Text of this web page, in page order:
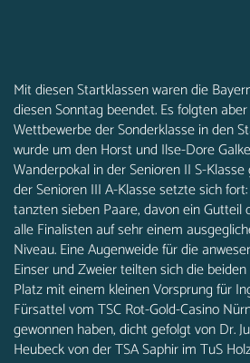
Mit diesen Startklassen waren die
diesen Sonntag beendet. Es folgten
Wettbewerbe der Sonderklasse in den
wurde um den Horst und Ilse-Dore
Wanderpokal in der Senioren II S-
der Senioren III A-Klasse setzte sich
tanzten sieben Paare, davon ein Gutteil
alle Finalisten auf sehr einem
Niveau. Eine Augenweide für die
Einser und Zweier teilten sich die
Platz mit einem kleinen Vorsprung für
Fürsattel vom TSC Rot-Gold-Casino
gewonnen haben, dicht gefolgt von Dr.
Heubeck von der TSA Saphir im TuS